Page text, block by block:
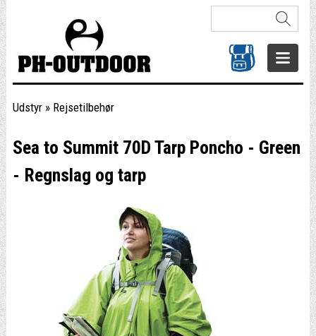
Udstyr» Rejsetilbehør
Sea to Summit 70D Tarp Poncho - Green
- Regnslag og tarp